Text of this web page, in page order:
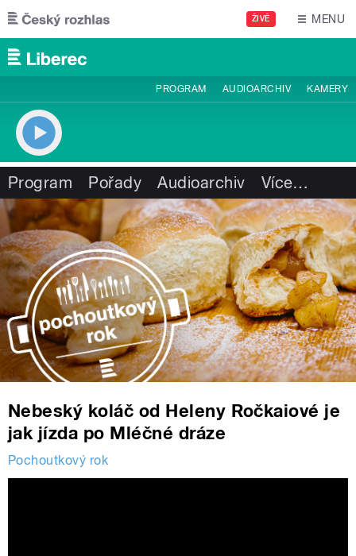
Přejít k hlavnímu obsahu
ŽIVĚ MENU
PROGRAM AUDIOARCHIV KAMERY
Program Pořady Audioarchiv Více…
Nebeský koláč od Heleny Ročkaiové je
jak jízda po Mléčné dráze
Pochoutkový rok